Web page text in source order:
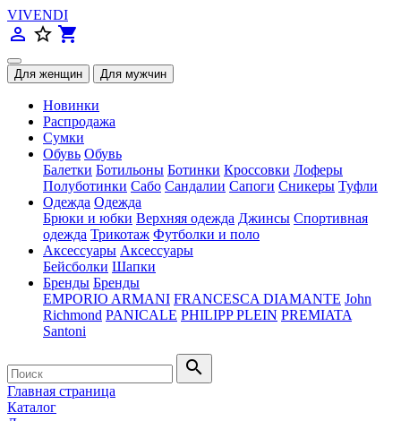
VIVENDI
person_outline star_border shopping_cart
Новинки
Распродажа
Сумки
Обувь Обувь
Балетки Ботильоны Ботинки Кроссовки Лоферы
Полуботинки Сабо Сандалии Сапоги Сникеры Туфли
Одежда Одежда
Брюки и юбки Верхняя одежда Джинсы Спортивная
одежда Трикотаж Футболки и поло
Аксессуары Аксессуары
Бейсболки Шапки
Бренды Бренды
EMPORIO ARMANI FRANCESCA DIAMANTE John
Richmond PANICALE PHILIPP PLEIN PREMIATA
Santoni
search
Главная страница
Каталог